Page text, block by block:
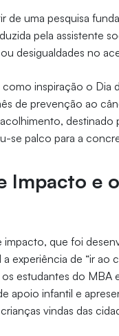
de uma pesquisa
pela assistente
desigualdades no
inspiração o Dia
de prevenção ao
se palco para a
Impacto e
que foi
experiência de “ir ao
estudantes do
apoio infantil e
vindas das